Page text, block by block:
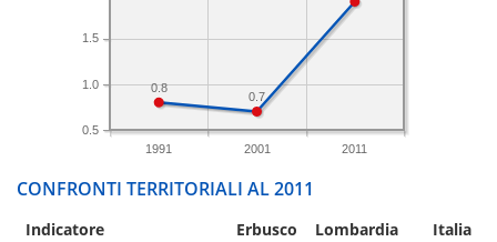
1991 2001 2011
0.5
1.0
1.5
0.7
0.8
CONFRONTI TERRITORIALI AL 2011
Indicatore Erbusco Lombardia Italia